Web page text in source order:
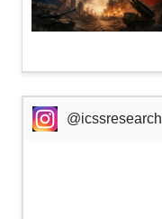
@icssresearch